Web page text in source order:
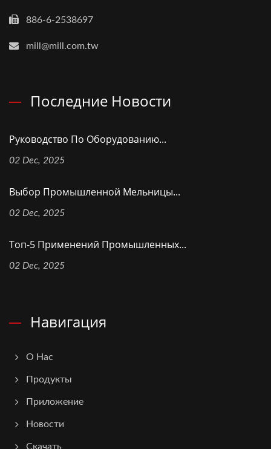
886-6-2538697
mill@mill.com.tw
Последние Новости
Руководство По Оборудованию...
02 Dec, 2025
Выбор Промышленной Мельницы...
02 Dec, 2025
Топ-5 Применений Промышленных...
02 Dec, 2025
Навигация
О Нас
Продукты
Приложение
Новости
Скачать